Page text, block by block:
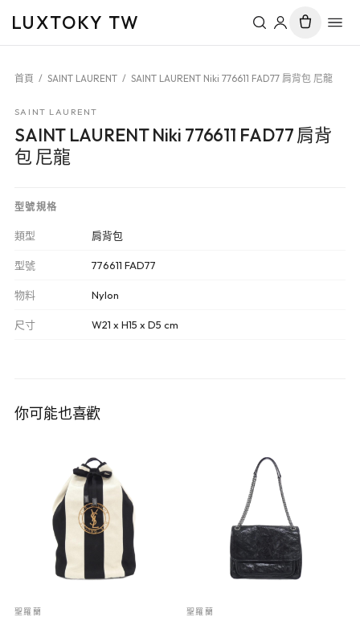
LUXTOKY TW
首頁 / SAINT LAURENT / SAINT LAURENT Niki 776611 FAD77 肩背包 尼龍
SAINT LAURENT
SAINT LAURENT Niki 776611 FAD77 肩背
包 尼龍
型號規格
類型 肩背包
型號 776611 FAD77
物料 Nylon
尺寸 W21 x H15 x D5 cm
你可能也喜歡
聖羅蘭 聖羅蘭